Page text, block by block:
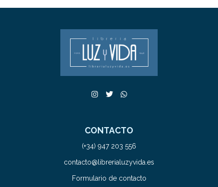
CONTACTO
(+34) 947 203 556
contacto@librerialuzyvida.es
Formulario de contacto